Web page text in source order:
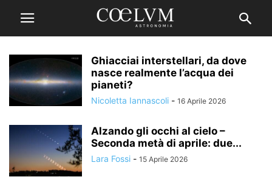
Ghiacciai interstellari, da dove
nasce realmente l’acqua dei
pianeti?
Nicoletta Iannascoli - 16 Aprile 2026
Alzando gli occhi al cielo –
Seconda metà di aprile: due...
Lara Fossi - 15 Aprile 2026